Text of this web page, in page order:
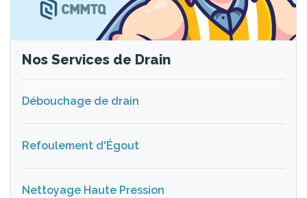
Nos Services de Drain
Débouchage de drain
Refoulement d'Égout
Nettoyage Haute Pression